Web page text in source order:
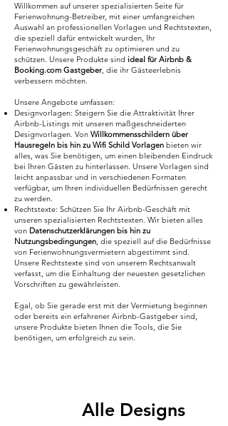
Willkommen auf unserer spezialisierten Seite für
Ferienwohnung-Betreiber, mit einer umfangreichen
Auswahl an professionellen Vorlagen und Rechtstexten,
die speziell dafür entwickelt wurden, Ihr
Ferienwohnungsgeschäft zu optimieren und zu
schützen. Unsere Produkte sind ideal für Airbnb &
Booking.com Gastgeber, die ihr Gästeerlebnis
verbessern möchten.
Unsere Angebote umfassen:
Designvorlagen: Steigern Sie die Attraktivität Ihrer
Airbnb-Listings mit unseren maßgeschneiderten
Designvorlagen. Von Willkommensschildern über
Hausregeln bis hin zu Wifi Schild Vorlagen bieten wir
alles, was Sie benötigen, um einen bleibenden Eindruck
bei Ihren Gästen zu hinterlassen. Unsere Vorlagen sind
leicht anpassbar und in verschiedenen Formaten
verfügbar, um Ihren individuellen Bedürfnissen gerecht
zu werden.
Rechtstexte: Schützen Sie Ihr Airbnb-Geschäft mit
unseren spezialisierten Rechtstexten. Wir bieten alles
von Datenschutzerklärungen bis hin zu
Nutzungsbedingungen, die speziell auf die Bedürfnisse
von Ferienwohnungsvermietern abgestimmt sind.
Unsere Rechtstexte sind von unserem Rechtsanwalt
verfasst, um die Einhaltung der neuesten gesetzlichen
Vorschriften zu gewährleisten.
Egal, ob Sie gerade erst mit der Vermietung beginnen
oder bereits ein erfahrener Airbnb-Gastgeber sind,
unsere Produkte bieten Ihnen die Tools, die Sie
benötigen, um erfolgreich zu sein.
Alle Designs